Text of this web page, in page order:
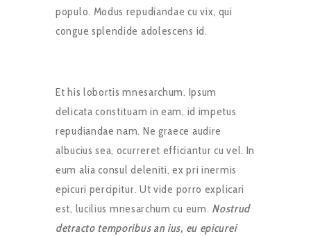
populo. Modus repudiandae cu vix, qui
congue splendide adolescens id.
Et his lobortis mnesarchum. Ipsum
delicata constituam in eam, id impetus
repudiandae nam. Ne graece audire
albucius sea, ocurreret efficiantur cu vel. In
eum alia consul deleniti, ex pri inermis
epicuri percipitur. Ut vide porro explicari
est, lucilius mnesarchum cu eum. Nostrud
detracto temporibus an ius, eu epicurei